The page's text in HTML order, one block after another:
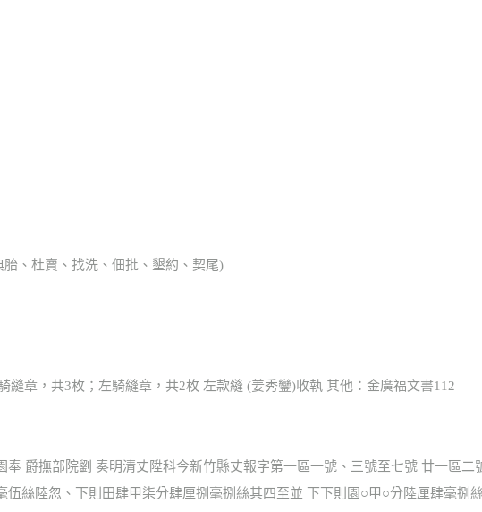
、杜賣、找洗、佃批、墾約、契尾)
縫章，共3枚；左騎縫章，共2枚 左款縫 (姜秀鑾)收執 其他：金廣福文書112
爵撫部院劉 奏明清丈陞科今新竹縣丈報字第一區一號、三號至七號 廿一區
絲陸忽、下則田肆甲柒分肆厘捌毫捌絲其四至並 下下則園○甲○分陸厘肆毫捌